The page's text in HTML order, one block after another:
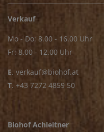
Verkauf
Mo - Do: 8.00 - 16.00 Uhr
Fr: 8.00 - 12.00 Uhr
E. verkauf@biohof.at
T. +43 7272 4859 50
Biohof Achleitner